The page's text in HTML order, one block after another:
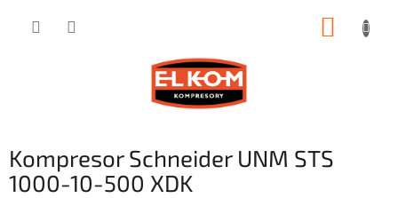
Kompresor Schneider UNM STS
1000-10-500 XDK